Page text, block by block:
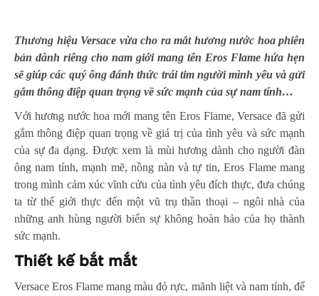
Thương hiệu Versace vừa cho ra mắt hương nước hoa phiên
bản dành riêng cho nam giới mang tên Eros Flame hứa hẹn
sẽ giúp các quý ông đánh thức trái tim người mình yêu và gửi
gắm thông điệp quan trọng về sức mạnh của sự nam tính…
Với hương nước hoa mới mang tên Eros Flame, Versace đã gửi
gắm thông điệp quan trọng về giá trị của tình yêu và sức mạnh
của sự đa dạng. Được xem là mùi hương dành cho người đàn
ông nam tính, mạnh mẽ, nồng nàn và tự tin, Eros Flame mang
trong mình cảm xúc vĩnh cửu của tình yêu đích thực, đưa chúng
ta từ thế giới thực đến một vũ trụ thần thoại – ngôi nhà của
những anh hùng người biến sự không hoàn hảo của họ thành
sức mạnh.
Thiết kế bắt mắt
Versace Eros Flame mang màu đỏ rực, mãnh liệt và nam tính, để